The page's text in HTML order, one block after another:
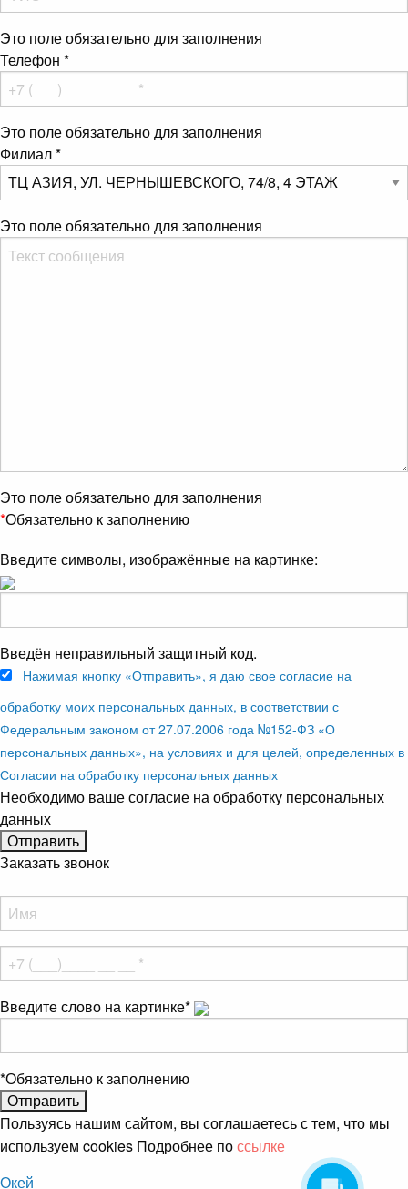
Это поле обязательно для заполнения
Телефон *
Это поле обязательно для заполнения
Филиал*
Это поле обязательно для заполнения
Это поле обязательно для заполнения
*Обязательно к заполнению
Введите символы, изображённые на картинке:
Введён неправильный защитный код.
Нажимая кнопку «Отправить», я даю свое согласие на
обработку моих персональных данных, в соответствии с
Федеральным законом от 27.07.2006 года №152-ФЗ «О
персональных данных», на условиях и для целей, определенных в
Согласии на обработку персональных данных
Необходимо ваше согласие на обработку персональных
данных
Заказать звонок
Введите слово на картинке*
*Обязательно к заполнению
Пользуясь нашим сайтом, вы соглашаетесь с тем, что мы
используем cookies Подробнее поссылке
Окей